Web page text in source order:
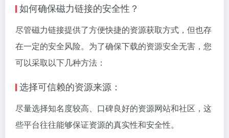
如何确保磁力链接的安全性？
尽管磁力链接提供了方便快捷的资源获取方式，但也存
在一定的安全风险。为了确保下载的资源安全无害，您
可以采取以下几种方法：
选择可信赖的资源来源：
尽量选择知名度较高、口碑良好的资源网站和社区，这
些平台往往能够保证资源的真实性和安全性。